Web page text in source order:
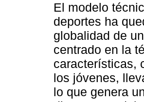
El modelo
deportes ha
globalidad de
centrado en la
características,
los jóvenes,
lo que genera